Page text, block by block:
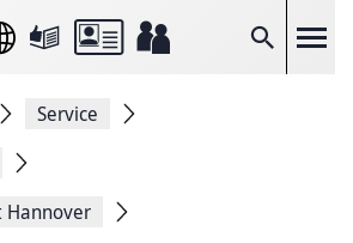
Suche
Service
Hannover